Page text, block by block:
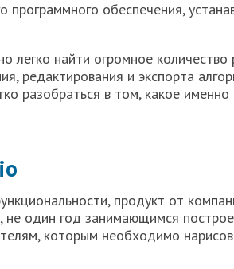
программного обеспечения,
легко найти огромное
редактирования и экспорта
разобраться в том, какое
продукт от
не один год занимающимся
которым необходимо